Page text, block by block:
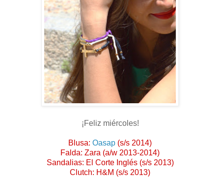
¡Feliz miércoles!
Blusa: Oasap (s/s 2014)
Falda: Zara (a/w 2013-2014)
Sandalias: El Corte Inglés (s/s 2013)
Clutch: H&M (s/s 2013)